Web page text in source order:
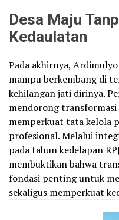
Desa Maju
Kedaulatan
Pada akhirnya,
mampu berkembang di
kehilangan jati dirinya.
mendorong
memperkuat tata kelola
profesional. Melalui
pada tahun kedelapan
membuktikan bahwa
fondasi penting untuk
sekaligus memperkuat